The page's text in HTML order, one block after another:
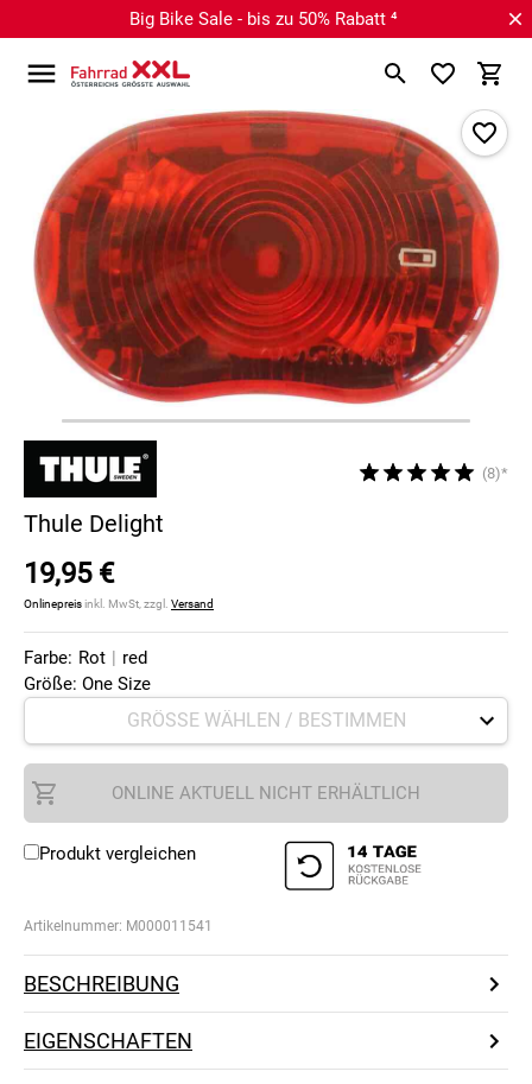
Big Bike Sale - bis zu 50% Rabatt ⁴
(8)*
Thule Delight
19,95 €
Onlinepreisinkl. MwSt, zzgl. Versand
Farbe: Rot | red
Größe: One Size
ONLINE AKTUELL NICHT ERHÄLTLICH
Produkt vergleichen
Artikelnummer: M000011541
BESCHREIBUNG
EIGENSCHAFTEN